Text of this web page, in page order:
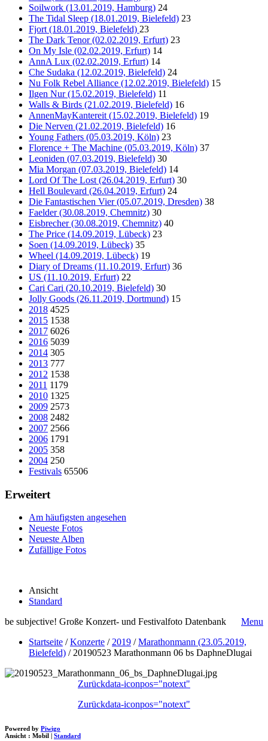
Soilwork (13.01.2019, Hamburg) 24
The Tidal Sleep (18.01.2019, Bielefeld) 23
Fjort (18.01.2019, Bielefeld) 23
The Dark Tenor (02.02.2019, Erfurt) 23
On My Isle (02.02.2019, Erfurt) 14
AnnA Lux (02.02.2019, Erfurt) 14
Che Sudaka (12.02.2019, Bielefeld) 24
Nu Folk Rebel Alliance (12.02.2019, Bielefeld) 15
Ilgen Nur (15.02.2019, Bielefeld) 11
Walls & Birds (21.02.2019, Bielefeld) 16
AnnenMayKantereit (15.02.2019, Bielefeld) 19
Die Nerven (21.02.2019, Bielefeld) 16
Young Fathers (05.03.2019, Köln) 23
Florence + The Machine (05.03.2019, Köln) 37
Leoniden (07.03.2019, Bielefeld) 30
Mia Morgan (07.03.2019, Bielefeld) 14
Lord Of The Lost (26.04.2019, Erfurt) 30
Hell Boulevard (26.04.2019, Erfurt) 24
Die Fantastischen Vier (05.07.2019, Dresden) 38
Faelder (30.08.2019, Chemnitz) 30
Eisbrecher (30.08.2019, Chemnitz) 40
The Price (14.09.2019, Lübeck) 23
Soen (14.09.2019, Lübeck) 35
Wheel (14.09.2019, Lübeck) 19
Diary of Dreams (11.10.2019, Erfurt) 36
US (11.10.2019, Erfurt) 22
Cari Cari (20.10.2019, Bielefeld) 30
Jolly Goods (26.11.2019, Dortmund) 15
2018 4525
2015 1538
2017 6026
2016 5039
2014 305
2013 777
2012 1538
2011 1179
2010 1325
2009 2573
2008 2482
2007 2566
2006 1791
2005 358
2004 250
Festivals 65506
Erweitert
Am häufigsten angesehen
Neueste Fotos
Neueste Alben
Zufällige Fotos
Ansicht
Standard
be subjective! Große Konzert- und Festivalfoto Datenbank
Menu
Startseite /Konzerte / 2019 /Marathonmann (23.05.2019,
Bielefeld) / 20190523 Marathonmann 06 bs DaphneDlugai
Zurückdata-iconpos="notext"
Zurückdata-iconpos="notext"
Powered by Piwigo
Ansicht : Mobil Standard